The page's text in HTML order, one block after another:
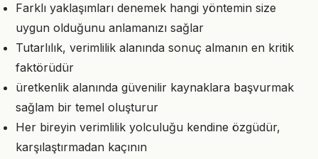
Farklı yaklaşımları denemek hangi yöntemin size
uygun olduğunu anlamanızı sağlar
Tutarlılık, verimlilik alanında sonuç almanın en kritik
faktörüdür
üretkenlik alanında güvenilir kaynaklara başvurmak
sağlam bir temel oluşturur
Her bireyin verimlilik yolculuğu kendine özgüdür,
karşılaştırmadan kaçının